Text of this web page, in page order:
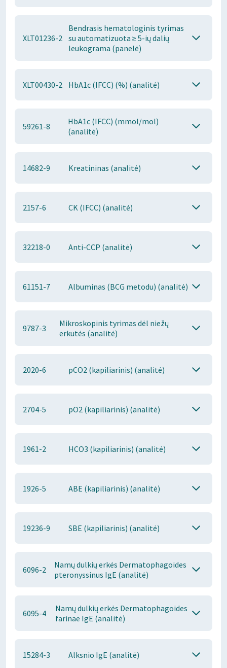
XLT01236-2
Bendrasis hematologinis tyrimas
su automatizuota ≥ 5-ių dalių
leukograma (panelė)
XLT00430-2 HbA1c (IFCC) (%) (analitė)
59261-8
HbA1c (IFCC) (mmol/mol)
(analitė)
14682-9 Kreatininas (analitė)
2157-6 CK (IFCC) (analitė)
32218-0 Anti-CCP (analitė)
61151-7 Albuminas (BCG metodu) (analitė)
9787-3
Mikroskopinis tyrimas dėl niežų
erkutės (analitė)
2020-6 pCO2 (kapiliarinis) (analitė)
2704-5 pO2 (kapiliarinis) (analitė)
1961-2 HCO3 (kapiliarinis) (analitė)
1926-5 ABE (kapiliarinis) (analitė)
19236-9 SBE (kapiliarinis) (analitė)
6096-2
Namų dulkių erkės Dermatophagoides
pteronyssinus IgE (analitė)
6095-4
Namų dulkių erkės Dermatophagoides
farinae IgE (analitė)
15284-3 Alksnio IgE (analitė)